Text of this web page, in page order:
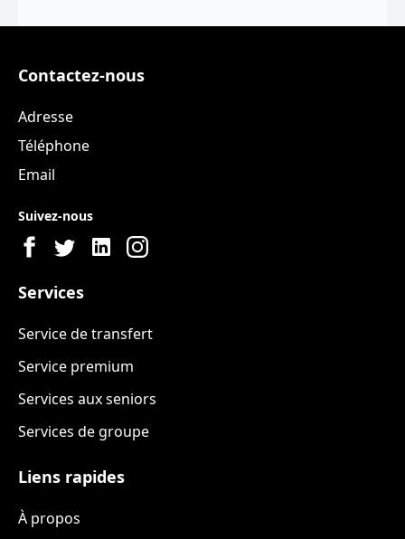
Contactez-nous
Adresse
Téléphone
Email
Suivez-nous
Services
Service de transfert
Service premium
Services aux seniors
Services de groupe
Liens rapides
À propos